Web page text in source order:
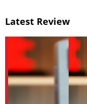
Latest Review